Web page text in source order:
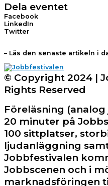
Dela eventet
Facebook
LinkedIn
Twitter
– Läs den senaste artikeln i
© Copyright 2024 |
Rights Reserved
Föreläsning
20 minuter på
100 sittplatser,
ljudanläggning
Jobbfestivalen
Jobbscenen och i
marknadsföringen